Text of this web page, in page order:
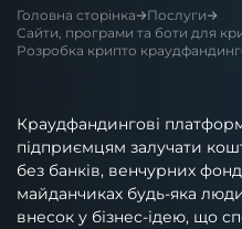
Головна сторінка
Послуги
Сайти, програми та боти для
Розробка крипто
Краудфандингові
підприємцям залучати
без банків, венчурних
майданчиках будь-яка
внесок у бізнес-ідею, що